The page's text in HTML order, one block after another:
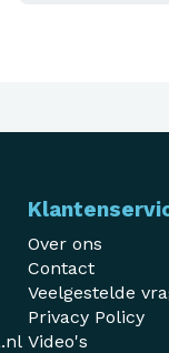
Over ons
Contact
Veelgestelde
Privacy Policy
Video's